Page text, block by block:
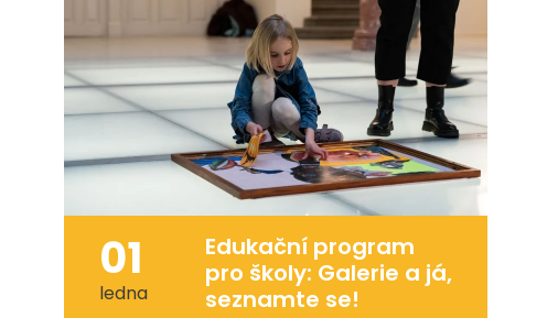
01
ledna
Edukační program
pro školy: Galerie a já,
seznamte se!